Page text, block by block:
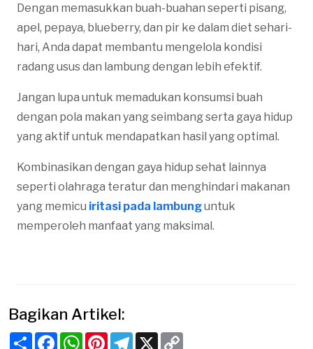
Dengan memasukkan buah-buahan seperti pisang,
apel, pepaya, blueberry, dan pir ke dalam diet sehari-
hari, Anda dapat membantu mengelola kondisi
radang usus dan lambung dengan lebih efektif.
Jangan lupa untuk memadukan konsumsi buah
dengan pola makan yang seimbang serta gaya hidup
yang aktif untuk mendapatkan hasil yang optimal.
Kombinasikan dengan gaya hidup sehat lainnya
seperti olahraga teratur dan menghindari makanan
yang memicu iritasi pada lambunguntuk
memperoleh manfaat yang maksimal.
Bagikan Artikel:
ShareFacebookWhatsApp
PinterestTelegram
X